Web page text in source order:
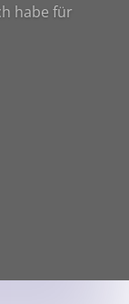
habe für